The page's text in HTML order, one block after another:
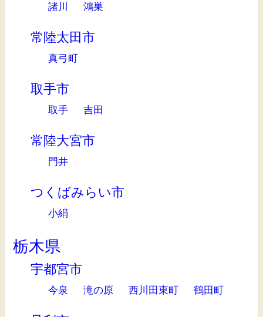
諸川 鴻巣
常陸太田市
真弓町
取手市
取手 吉田
常陸大宮市
門井
つくばみらい市
小絹
栃木県
宇都宮市
今泉 滝の原 西川田東町 鶴田町